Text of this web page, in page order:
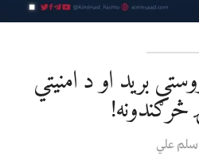
بريد او د امنيتي
علي